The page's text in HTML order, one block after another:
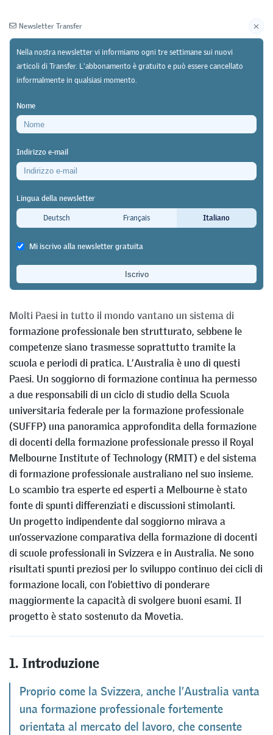
Newsletter Archivio
09/02/26
Movetia sostiene lo scambio tra esperte ed esperti
Stimoli dall’Australia per il ciclo di
formazione svizzero per docenti
della formazione professionale
Michael Jöhr,Thomas Meier&Ani Tom Vellaramkunnel
Molti Paesi in tutto il mondo vantano un sistema di
formazione professionale ben strutturato, sebbene le
competenze siano trasmesse soprattutto tramite la
scuola e periodi di pratica. L’Australia è uno di questi
Paesi. Un soggiorno di formazione continua ha permesso
a due responsabili di un ciclo di studio della Scuola
universitaria federale per la formazione professionale
(SUFFP) una panoramica approfondita della formazione
di docenti della formazione professionale presso il Royal
Melbourne Institute of Technology (RMIT) e del sistema
di formazione professionale australiano nel suo insieme.
Lo scambio tra esperte ed esperti a Melbourne è stato
fonte di spunti differenziati e discussioni stimolanti.
Un progetto indipendente dal soggiorno mirava a
un’osservazione comparativa della formazione di docenti
di scuole professionali in Svizzera e in Australia. Ne sono
risultati spunti preziosi per lo sviluppo continuo dei cicli di
formazione locali, con l’obiettivo di ponderare
maggiormente la capacità di svolgere buoni esami. Il
progetto è stato sostenuto da Movetia.
1. Introduzione
Proprio come la Svizzera, anche l’Australia vanta
una formazione professionale fortemente
orientata al mercato del lavoro, che consente
Newsletter Transfer
Nella nostra newsletter vi informiamo ogni tre settimane sui nuovi
articoli di Transfer. L'abbonamento è gratuito e può essere cancellato
informalmente in qualsiasi momento.
Nome
Indirizzo e-mail
Lingua della newsletter
Deutsch
Français Italiano
Mi iscrivo alla newsletter gratuita